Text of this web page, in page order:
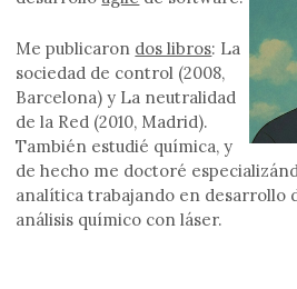
Me publicaron dos libros: La
sociedad de control (2008,
Barcelona) y La neutralidad
de la Red (2010, Madrid).
También estudié química, y
de hecho me doctoré
analítica trabajando en desarrollo
análisis químico con láser.